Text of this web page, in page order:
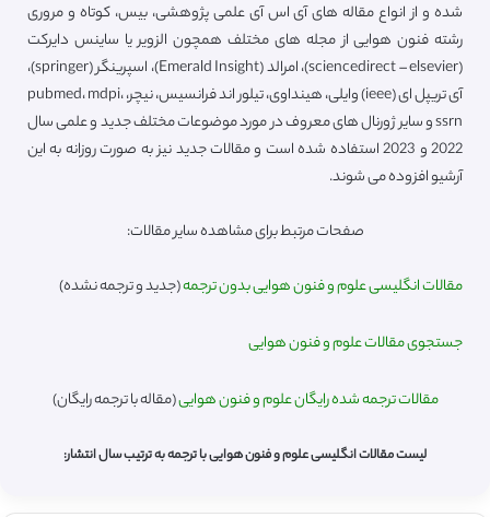
شده و از انواع مقاله های آی اس آی علمی پژوهشی، بیس، کوتاه و مروری
رشته فنون هوایی از مجله های مختلف همچون الزویر یا ساینس دایرکت
(sciencedirect – elsevier)، امرالد (Emerald Insight)، اسپرینگر (springer)،
آی تریپل ای (ieee) وایلی، هینداوی، تیلور اند فرانسیس، نیچر، pubmed، mdpi،
ssrn و سایر ژورنال های معروف در مورد موضوعات مختلف جدید و علمی سال
2022 و 2023 استفاده شده است و مقالات جدید نیز به صورت روزانه به این
آرشیو افزوده می شوند.
صفحات مرتبط برای مشاهده سایر مقالات:
مقالات انگلیسی علوم و فنون هوایی بدون ترجمه(جدید و ترجمه نشده)
جستجوی مقالات علوم و فنون هوایی
مقالات ترجمه شده رایگان علوم و فنون هوایی(مقاله با ترجمه رایگان)
لیست مقالات انگلیسی علوم و فنون هوایی با ترجمه به ترتیب سال انتشار: